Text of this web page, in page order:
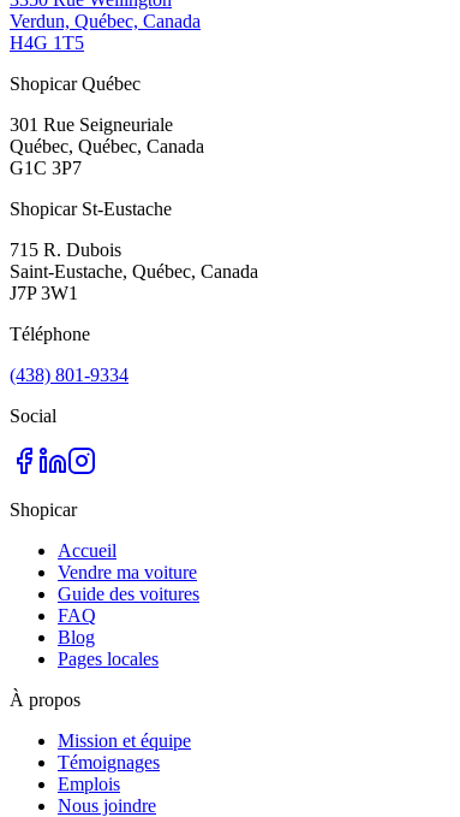
Verdun, Québec, Canada
H4G 1T5
Shopicar Québec
301 Rue Seigneuriale
Québec, Québec, Canada
G1C 3P7
Shopicar St-Eustache
715 R. Dubois
Saint-Eustache, Québec, Canada
J7P 3W1
Téléphone
(438) 801-9334
Social
Shopicar
Accueil
Vendre ma voiture
Guide des voitures
FAQ
Blog
Pages locales
À propos
Mission et équipe
Témoignages
Emplois
Nous joindre